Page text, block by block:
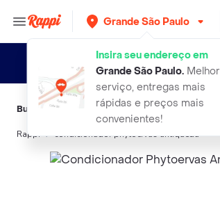
Grande São Paulo
Insira seu endereço em
Grande São Paulo.Melhor
serviço, entregas mais
rápidas e preços mais
convenientes!
Buscas relacionadas:Condicionador,Phytoervas
Rappi condicionador phytoervas antiqueda